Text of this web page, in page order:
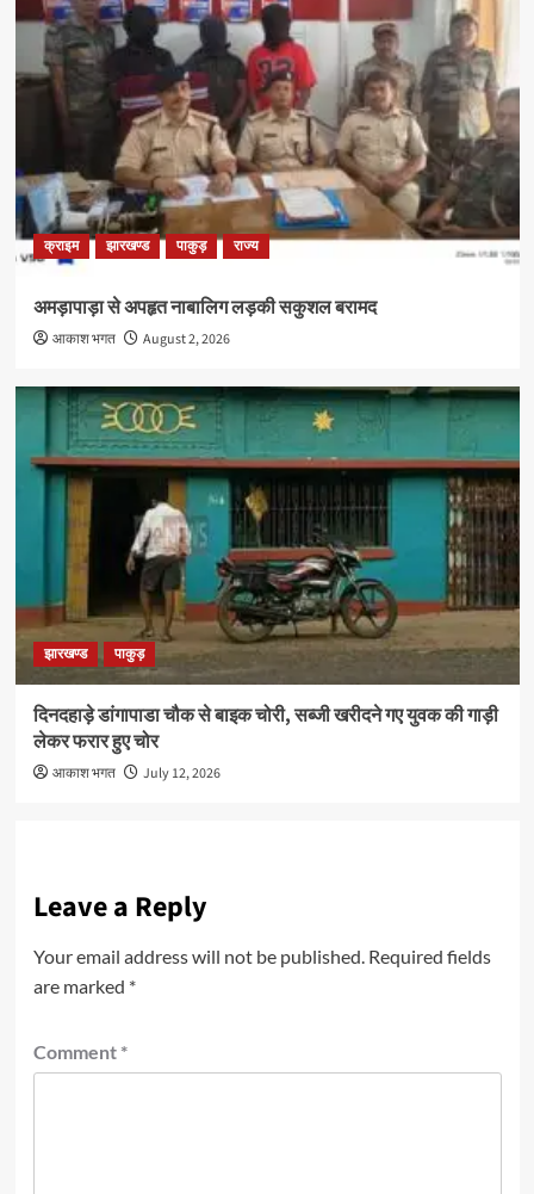
क्राइम झारखण्ड पाकुड़ राज्य
अमड़ापाड़ा से अपहृत नाबालिग लड़की सकुशल बरामद
आकाश भगत August 2, 2026
झारखण्ड पाकुड़
दिनदहाड़े डांगापाडा चौक से बाइक चोरी, सब्जी खरीदने गए युवक की गाड़ी
लेकर फरार हुए चोर
आकाश भगत July 12, 2026
Leave a Reply
Your email address will not be published. Required fields
are marked *
Comment *